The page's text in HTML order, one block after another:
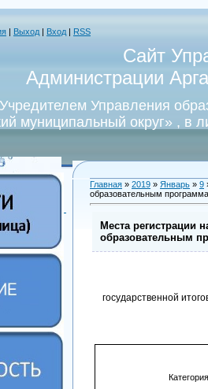
Выход Вход RSS
Сайт
Администрации
Учредителем Управления
муниципальный округ» , в
Главная » 2019 » Январь » 9
образовательным
Места регистрации
образовательным
государственной